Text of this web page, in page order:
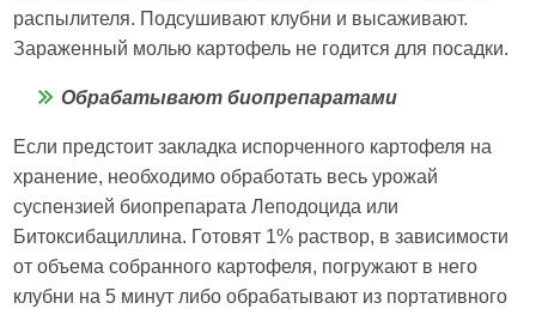
распылителя. Подсушивают клубни и высаживают.
Зараженный молью картофель не годится для посадки.
Обрабатывают биопрепаратами
Если предстоит закладка испорченного картофеля на
хранение, необходимо обработать весь урожай
суспензией биопрепарата Леподоцида или
Битоксибациллина. Готовят 1% раствор, в зависимости
от объема собранного картофеля, погружают в него
клубни на 5 минут либо обрабатывают из портативного